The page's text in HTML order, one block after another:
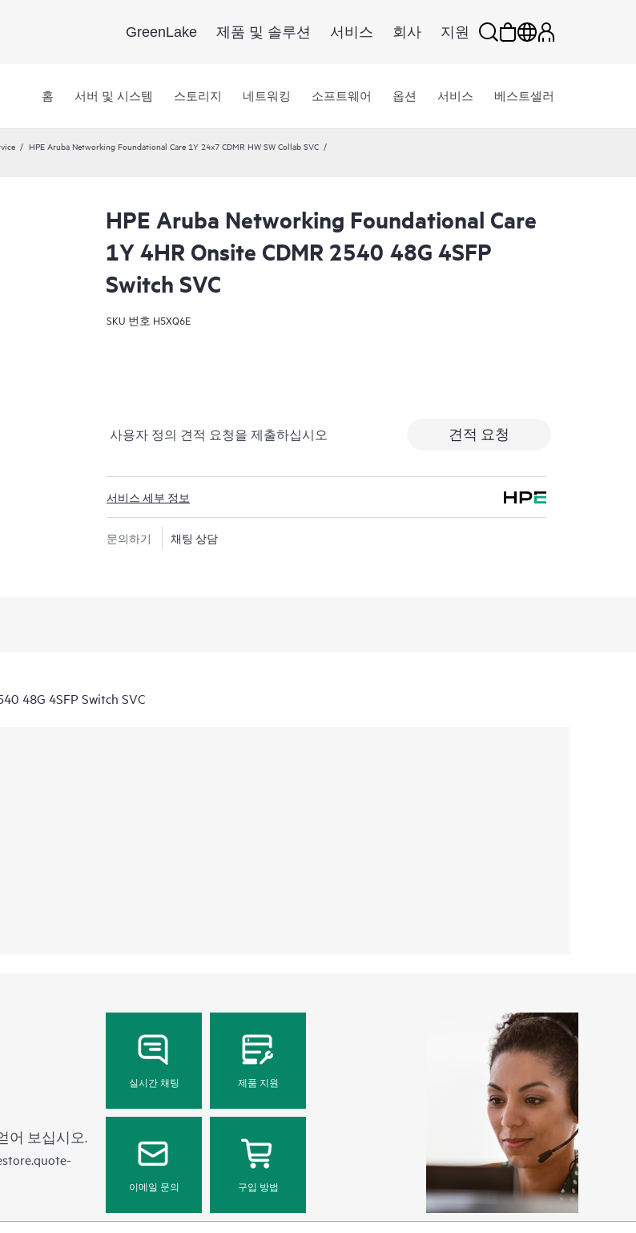
GreenLake 제품 및 솔루션 서비스 회사 지원
홈 서버 및 시스템 스토리지 네트워킹 소프트웨어 옵션 서비스 베스트셀러
HPE Aruba Networking Foundational Care 1Y 24x7 CDMR HW SW Collab SVC
HPE Aruba Networking Foundational Care
1Y 4HR Onsite CDMR 2540 48G 4SFP
Switch SVC
SKU 번호 H5XQ6E
사용자 정의 견적 요청을 제출하십시오 견적 요청
서비스 세부 정보
문의하기 채팅 상담
48G 4SFP Switch SVC
어 보십시오.
실시간 채팅 제품 지원
이메일 문의 구입 방법